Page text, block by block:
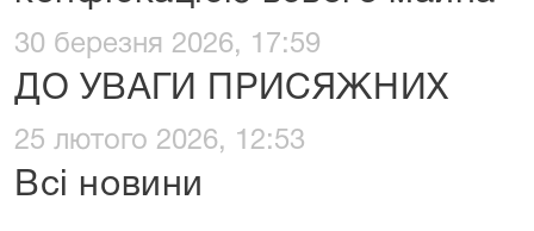
30 березня 2026, 17:59
ДО УВАГИ ПРИСЯЖНИХ
25 лютого 2026, 12:53
Всі новини